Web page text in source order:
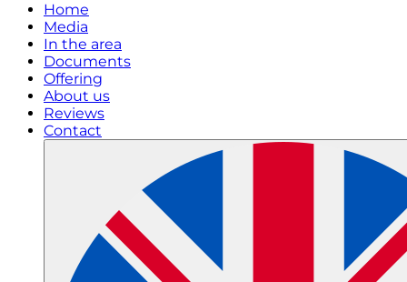
Home
Media
In the area
Documents
Offering
About us
Reviews
Contact